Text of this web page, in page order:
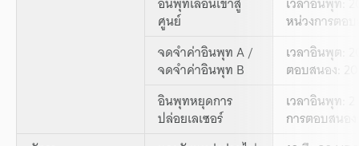
ศูนย์
หน่วงการตอ
จดจำค่าอินพุท A /
จดจำค่าอินพุท B
เวลาอินพุต:
ตอบสนอง:
อินพุทหยุดการ
ปล่อยเลเซอร์
เวลาอินพุท:
การตอบสนอ